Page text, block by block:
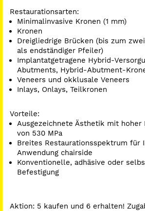
Restaurationsarten:
Minimalinvasive Kronen (1 mm)
Kronen
Dreigliedrige Brücken (bis zum
als endständiger Pfeiler)
Implantatgetragene Hybrid-
Abutments, Hybrid-Abutment-
Veneers und okklusale Veneers
Inlays, Onlays, Teilkronen
Vorteile:
Ausgezeichnete Ästhetik mit hoher
von 530 MPa
Breites Restaurationsspektrum für
Anwendung chairside
Konventionelle, adhäsive oder
Befestigung
Aktion: 5 kaufen und 6 erhalten!